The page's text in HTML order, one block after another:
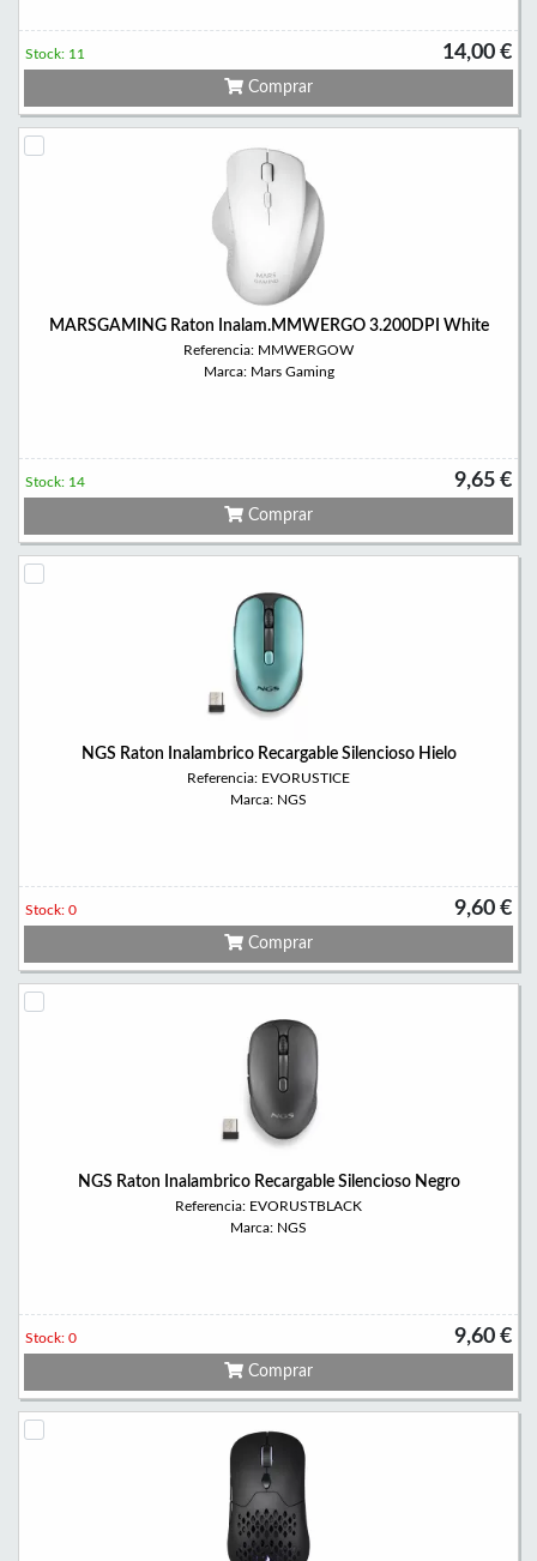
14,00 €
Stock: 11
Comprar
MARSGAMING Raton Inalam.MMWERGO 3.200DPI White
Referencia: MMWERGOW
Marca: Mars Gaming
9,65 €
Stock: 14
Comprar
NGS Raton Inalambrico Recargable Silencioso Hielo
Referencia: EVORUSTICE
Marca: NGS
9,60 €
Stock: 0
Comprar
NGS Raton Inalambrico Recargable Silencioso Negro
Referencia: EVORUSTBLACK
Marca: NGS
9,60 €
Stock: 0
Comprar